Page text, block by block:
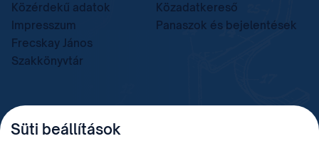
Közérdekű adatok
Közadatkereső
Impresszum
Panaszok és bejelentések
Frecskay János
Szakkönyvtár
TELEFON
+36 (1) 312 4400
Süti beállítások